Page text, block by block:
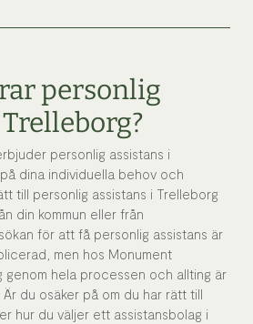
personlig
personlig assistans i
dina individuella behov och
till personlig assistans i Trelleborg
din kommun eller från
för att få personlig assistans är
men hos Monument
genom hela processen och allting är
du osäker på om du har rätt till
hur du väljer ett assistansbolag i